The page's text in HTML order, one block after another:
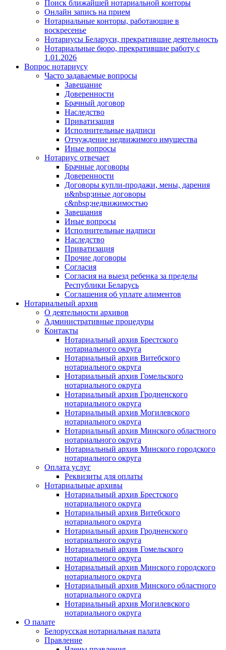
Поиск ближайшей нотариальной конторы
Онлайн запись на прием
Нотариальные конторы, работающие в
воскресенье
Нотариусы Беларуси, прекратившие деятельность
Нотариальные бюро, прекратившие работу с
1.01.2026
Вопрос нотариусу
Часто задаваемые вопросы
Завещание
Доверенности
Брачный договор
Наследство
Приватизация
Исполнительные надписи
Отчуждение недвижимого имущества
Иные вопросы
Нотариус отвечает
Брачные договоры
Доверенности
Договоры купли-продажи, мены, дарения
и&nbsp;иные договоры
с&nbsp;недвижимостью
Завещания
Иные вопросы
Исполнительные надписи
Наследство
Приватизация
Прочие договоры
Согласия
Согласия на выезд ребенка за пределы
Республики Беларусь
Соглашения об уплате алиментов
Нотариальный архив
О деятельности архивов
Административные процедуры
Контакты
Нотариальный архив Брестского
нотариального округа
Нотариальный архив Витебского
нотариального округа
Нотариальный архив Гомельского
нотариального округа
Нотариальный архив Гродненского
нотариального округа
Нотариальный архив Могилевского
нотариального округа
Нотариальный архив Минского областного
нотариального округа
Нотариальный архив Минского городского
нотариального округа
Оплата услуг
Реквизиты для оплаты
Нотариальные архивы
Нотариальный архив Брестского
нотариального округа
Нотариальный архив Витебского
нотариального округа
Нотариальный архив Гродненского
нотариального округа
Нотариальный архив Гомельского
нотариального округа
Нотариальный архив Минского городского
нотариального округа
Нотариальный архив Минского областного
нотариального округа
Нотариальный архив Могилевского
нотариального округа
О палате
Белорусская нотариальная палата
Правление